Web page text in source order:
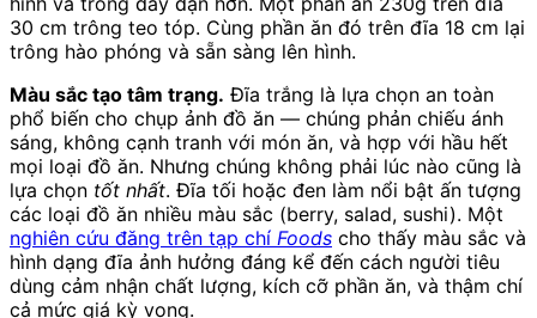
30 cm trông teo tóp. Cùng phần ăn đó trên đĩa 18 cm lại
trông hào phóng và sẵn sàng lên hình.
Màu sắc tạo tâm trạng. Đĩa trắng là lựa chọn an toàn
phổ biến cho chụp ảnh đồ ăn — chúng phản chiếu ánh
sáng, không cạnh tranh với món ăn, và hợp với hầu hết
mọi loại đồ ăn. Nhưng chúng không phải lúc nào cũng là
lựa chọn tốt nhất. Đĩa tối hoặc đen làm nổi bật ấn tượng
các loại đồ ăn nhiều màu sắc (berry, salad, sushi). Một
nghiên cứu đăng trên tạp chí Foods cho thấy màu sắc và
hình dạng đĩa ảnh hưởng đáng kể đến cách người tiêu
dùng cảm nhận chất lượng, kích cỡ phần ăn, và thậm chí
cả mức giá kỳ vọng.